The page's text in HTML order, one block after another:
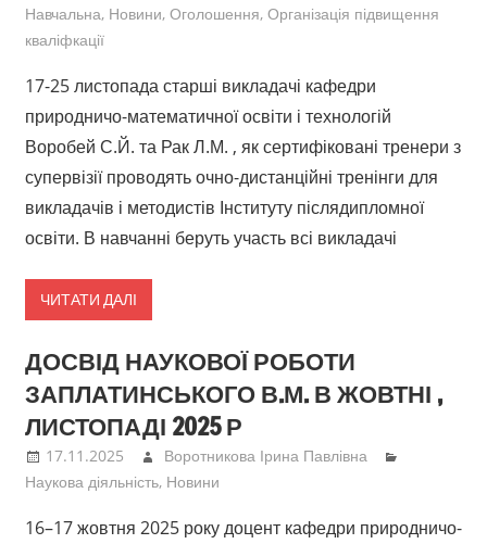
Навчальна, Новини, Оголошення, Організація підвищення
кваліфкації
17-25 листопада старші викладачі кафедри
природничо-математичної освіти і технологій
Воробей С.Й. та Рак Л.М. , як сертифіковані тренери з
супервізії проводять очно-дистанційні тренінги для
викладачів і методистів Інституту післядипломної
освіти. В навчанні беруть участь всі викладачі
ЧИТАТИ ДАЛІ
ДОСВІД НАУКОВОЇ РОБОТИ
ЗАПЛАТИНСЬКОГО В.М. В ЖОВТНІ ,
ЛИСТОПАДІ 2025 Р
17.11.2025
Воротникова Ірина Павлівна
Наукова діяльність, Новини
16–17 жовтня 2025 року доцент кафедри природничо-